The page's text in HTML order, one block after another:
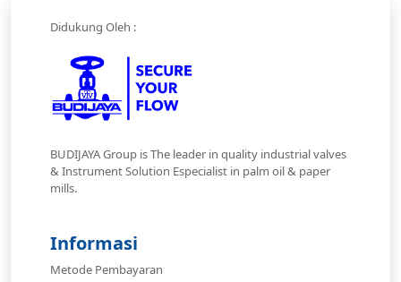
Didukung Oleh :
BUDIJAYA Group is The leader in quality industrial valves
& Instrument Solution Especialist in palm oil & paper
mills.
Informasi
Metode Pembayaran